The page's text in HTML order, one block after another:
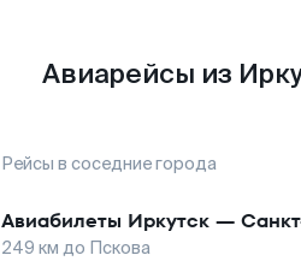
Авиарейсы из
Рейсы в соседние города
Авиабилеты Иркутск —
249 км до Пскова